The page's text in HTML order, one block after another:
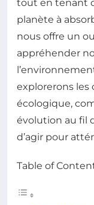
tout en tenant
planète à
nous offre un
appréhender
explorerons les
écologique,
évolution au fil
d’agir pour
Table of